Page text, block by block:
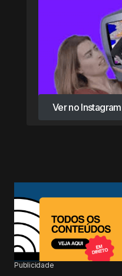
Ver no Instagram
Ver no Instagram
Publicidade